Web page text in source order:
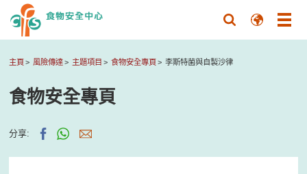
主頁 風險傳達 主題項目 食物安全專頁 李斯特菌與自製沙律
食物安全專頁
分享: